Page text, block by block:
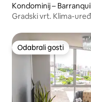
Kondominij –
Gradski vrt. Klima-
Odabrali gosti
Odabrali gosti